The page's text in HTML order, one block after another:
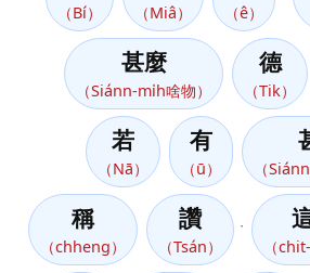
（Bí） （Miâ） （ê）
甚麼
（Siánn-mi̍h啥物）
德
（Tik）
若
（Nā）
有
（ū） （
稱
（chheng）
讚
（Tsán） （